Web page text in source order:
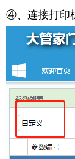
④、 连接打印